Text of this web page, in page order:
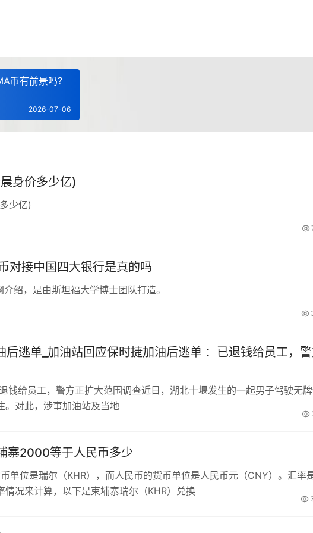
币有前景吗？
2026-07-06
身价多少亿)
少亿)
对接中国四大银行是真的吗
绍，是由斯坦福大学博士团队打造。
逃单_加油站回应保时捷加油后逃单 ：已退钱给员工，
钱给员工，警方正扩大范围调查近日，湖北十堰发生的一起男子驾驶无
。对此，涉事加油站及当地
寨2000等于人民币多少
单位是瑞尔（KHR），而人民币的货币单位是人民币元（CNY）。汇率
况来计算，以下是柬埔寨瑞尔（KHR）兑换